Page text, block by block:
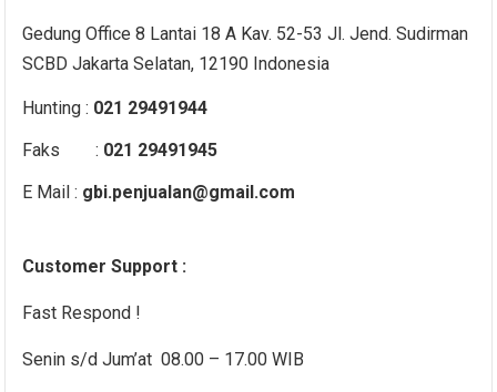
Gedung Office 8 Lantai 18 A Kav. 52-53 Jl. Jend. Sudirman
SCBD Jakarta Selatan, 12190 Indonesia
Hunting : 021 29491944
Faks : 021 29491945
E Mail : gbi.penjualan@gmail.com
Customer Support :
Fast Respond !
Senin s/d Jum’at 08.00 – 17.00 WIB